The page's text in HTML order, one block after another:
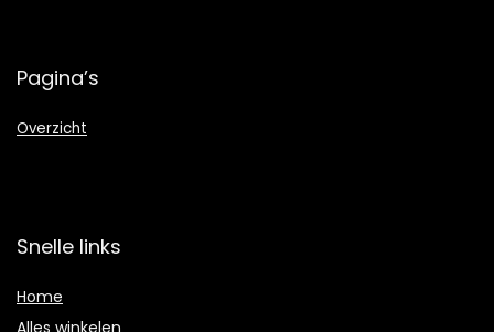
Pagina’s
Overzicht
Snelle links
Home